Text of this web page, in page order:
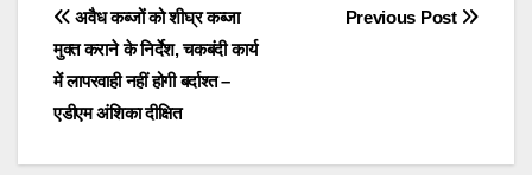
Post
navigation
Previous Post
अवैध कब्जों को शीघ्र कब्जा
मुक्त कराने के निर्देश, चकबंदी कार्य
में लापरवाही नहीं होगी बर्दाश्त –
एडीएम अंशिका दीक्षित